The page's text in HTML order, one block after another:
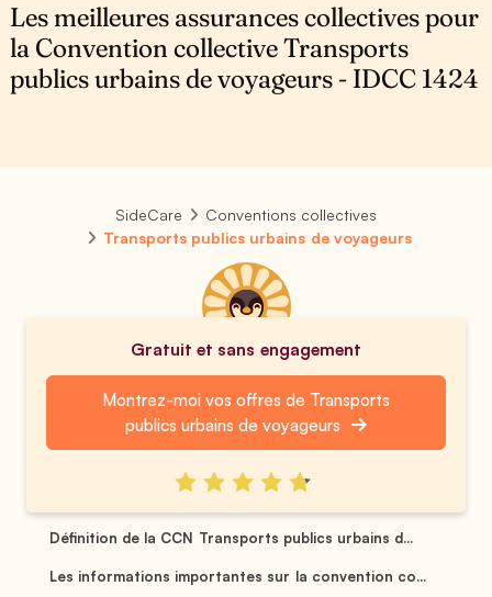
Les meilleures assurances collectives pour
la Convention collective Transports
publics urbains de voyageurs - IDCC 1424
SideCare
Conventions collectives
Transports publics urbains de voyageurs
Gratuit et sans engagement
Montrez-moi vos offres de Transports
publics urbains de voyageurs
Définition de la CCN Transports publics urbains d...
Les informations importantes sur la convention co...